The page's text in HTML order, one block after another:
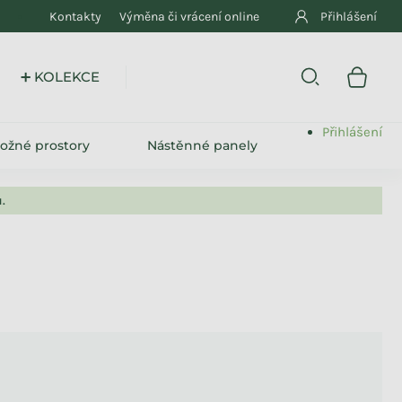
Kontakty Výměna či vrácení online Přihlášení
➕ KOLEKCE
prostory Nástěnné panely
Přihlášení